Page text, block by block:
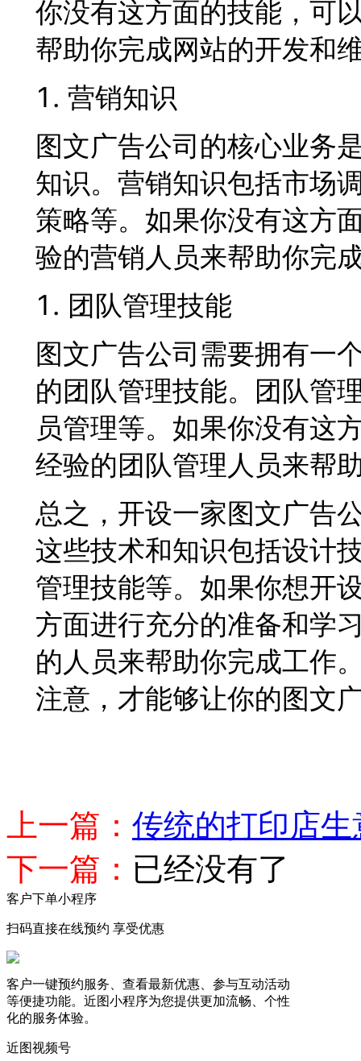
你没有这方面的技能，可
帮助你完成网站的开发和
营销知识
图文广告公司的核心业务
知识。营销知识包括市场
策略等。如果你没有这方
验的营销人员来帮助你完
团队管理技能
图文广告公司需要拥有一
的团队管理技能。团队管
员管理等。如果你没有这
经验的团队管理人员来帮
总之，开设一家图文广告
这些技术和知识包括设计
管理技能等。如果你想开
方面进行充分的准备和学
的人员来帮助你完成工作
注意，才能够让你的图文
上一篇： 传统的打印店
下一篇： 已经没有了
客户下单小程序
扫码直接在线预约 享受优惠
客户一键预约服务、查看最新优惠、参与互动活动
等便捷功能。近图小程序为您提供更加流畅、个性
化的服务体验。
近图视频号